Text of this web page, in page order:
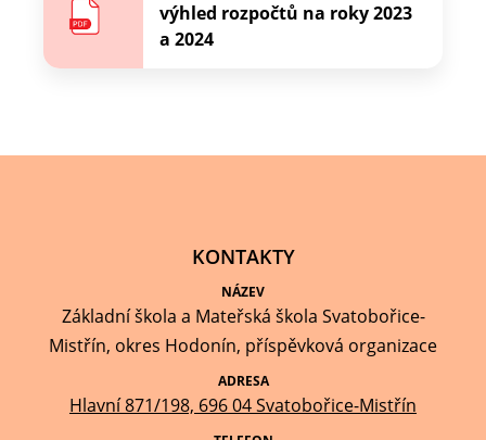
výhled rozpočtů na roky 2023
a 2024
KONTAKTY
NÁZEV
Základní škola a Mateřská škola Svatobořice-
Mistřín, okres Hodonín, příspěvková organizace
ADRESA
Hlavní 871/198, 696 04 Svatobořice-Mistřín